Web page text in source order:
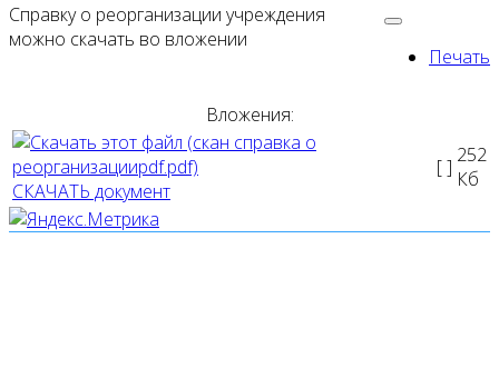
Печать
Справку о реорганизации учреждения
можно скачать во вложении
Вложения:
СКАЧАТЬ документ
[ ] 252
Кб